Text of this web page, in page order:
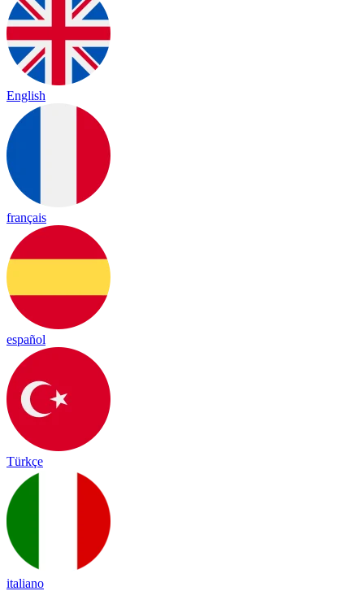
English
français
español
Türkçe
italiano